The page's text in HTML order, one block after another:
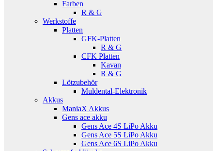
Farben
R & G
Werkstoffe
Platten
GFK-Platten
R & G
CFK Platten
Kavan
R & G
Lötzubehör
Muldental-Elektronik
Akkus
ManiaX Akkus
Gens ace akku
Gens Ace 4S LiPo Akku
Gens Ace 5S LiPo Akku
Gens Ace 6S LiPo Akku